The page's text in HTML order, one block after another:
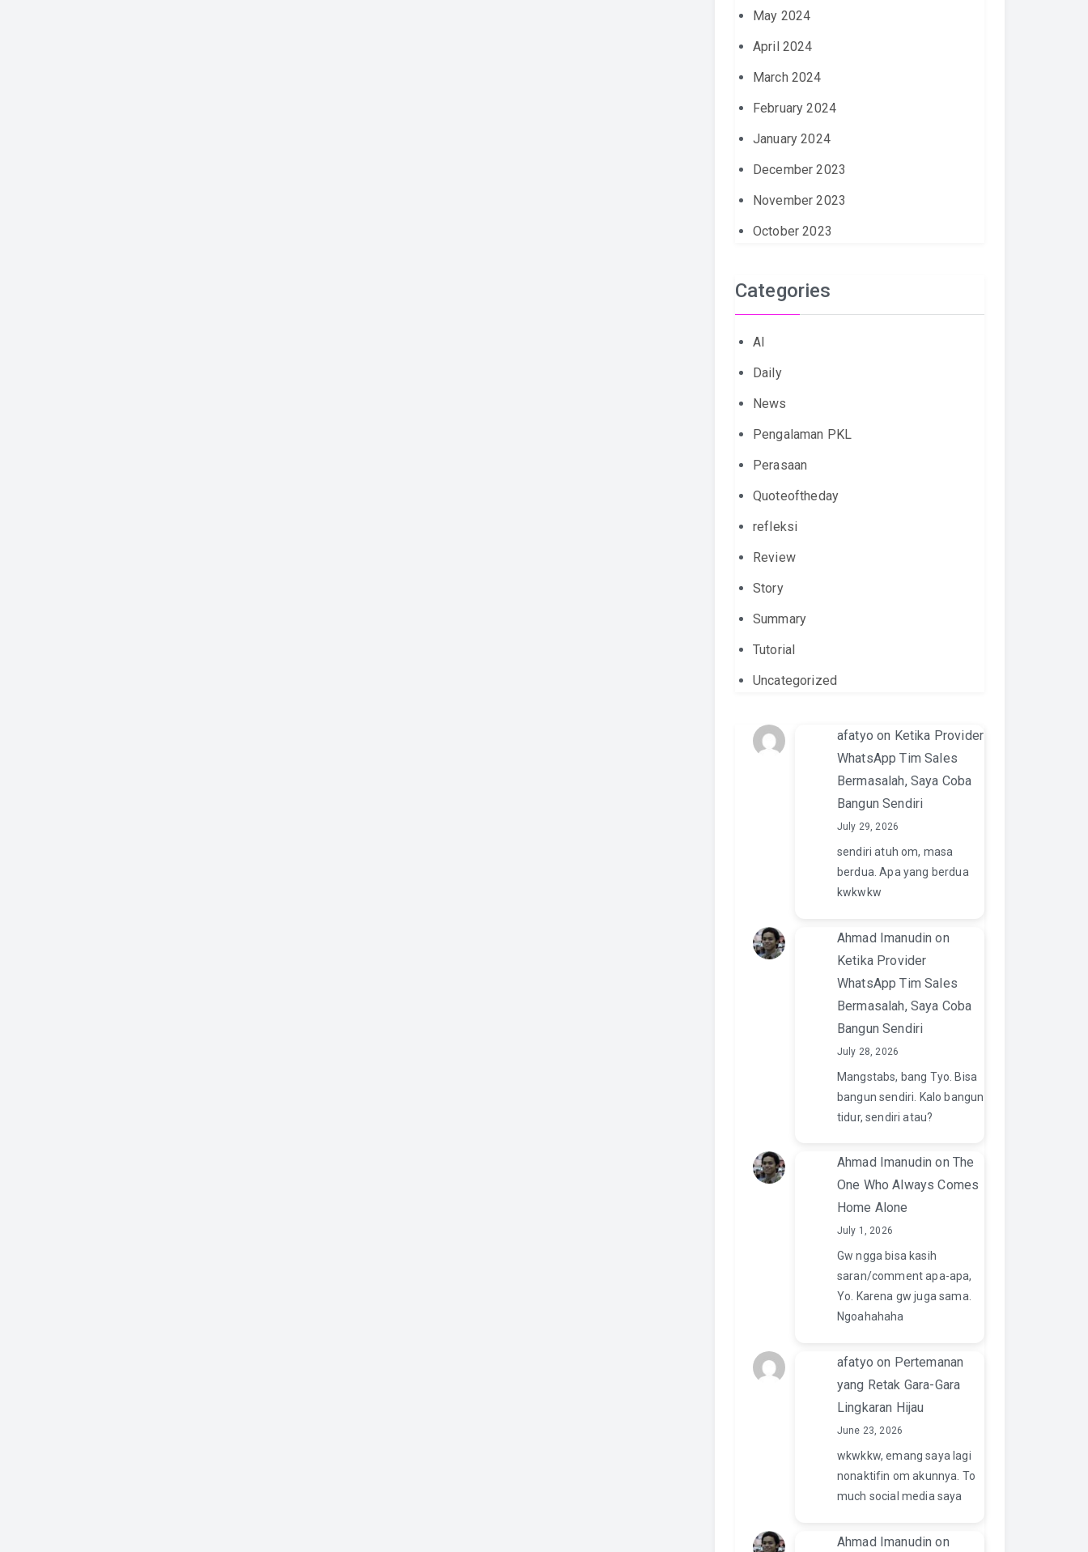
May 2024
April 2024
March 2024
February 2024
January 2024
December 2023
November 2023
October 2023
Categories
AI
Daily
News
Pengalaman PKL
Perasaan
Quoteoftheday
refleksi
Review
Story
Summary
Tutorial
Uncategorized
afatyo on Ketika Provider
WhatsApp Tim Sales
Bermasalah, Saya Coba
Bangun Sendiri
July 29, 2026
sendiri atuh om, masa
berdua. Apa yang berdua
kwkwkw
Ahmad Imanudin on
Ketika Provider
WhatsApp Tim Sales
Bermasalah, Saya Coba
Bangun Sendiri
July 28, 2026
Mangstabs, bang Tyo. Bisa
bangun sendiri. Kalo bangun
tidur, sendiri atau?
Ahmad Imanudin on The
One Who Always Comes
Home Alone
July 1, 2026
Gw ngga bisa kasih
saran/comment apa-apa,
Yo. Karena gw juga sama.
Ngoahahaha
afatyo on Pertemanan
yang Retak Gara-Gara
Lingkaran Hijau
June 23, 2026
wkwkkw, emang saya lagi
nonaktifin om akunnya. To
much social media saya
Ahmad Imanudin on